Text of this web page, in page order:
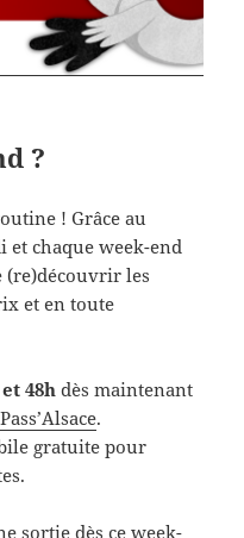
?
! Grâce au
et chaque week-end
(re)découvrir les
et en toute
48h dès maintenant
.
gratuite pour
sortie dès ce week-